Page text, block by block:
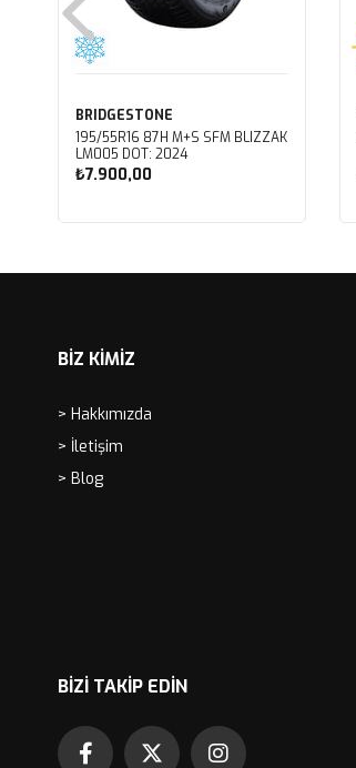
BRIDGESTONE
195/55R16 87H M+S SFM BLIZZAK
LM005 DOT: 2024
₺7.900,00
BİZ KİMİZ
> Hakkımızda
> İletişim
> Blog
BIZI TAKIP EDIN